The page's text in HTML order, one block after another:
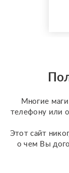
Многие
телефону или
Этот сайт
о чем Вы